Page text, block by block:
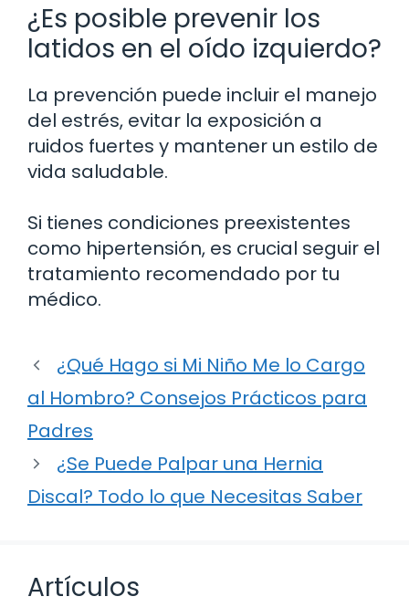
¿Es posible prevenir los
latidos en el oído izquierdo?
La prevención puede incluir el manejo
del estrés, evitar la exposición a
ruidos fuertes y mantener un estilo de
vida saludable.
Si tienes condiciones preexistentes
como hipertensión, es crucial seguir el
tratamiento recomendado por tu
médico.
¿Qué Hago si Mi Niño Me lo Cargo
al Hombro? Consejos Prácticos para
Padres
¿Se Puede Palpar una Hernia
Discal? Todo lo que Necesitas Saber
Artículos